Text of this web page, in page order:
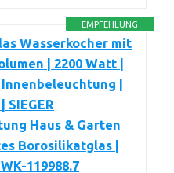
EMPFEHLUNG
Wasserkocher mit
| 2200 Watt |
|
SIEGER
Haus & Garten
Borosilikatglas |
119988.7